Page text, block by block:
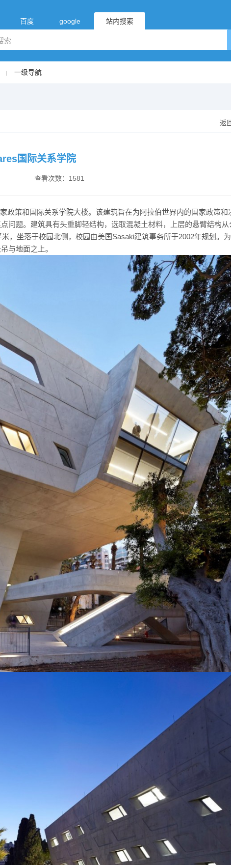
百度 google 站内搜索
一级导航
返
国际关系学院
查看次数：1581
政策和国际关系学院大楼。该建筑旨在为阿拉伯世界内的国家政策和
问题。建筑具有头重脚轻结构，选取混凝土材料，上层的悬臂结构从
，坐落于校园北侧，校园由美国Sasaki建筑事务所于2002年规划。
与地面之上。